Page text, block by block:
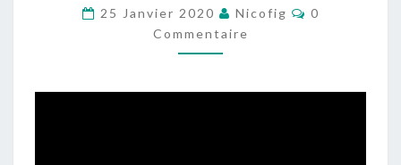
L’ART
DE
LA
25 Janvier 2020 Nicofig
0
Commentaire